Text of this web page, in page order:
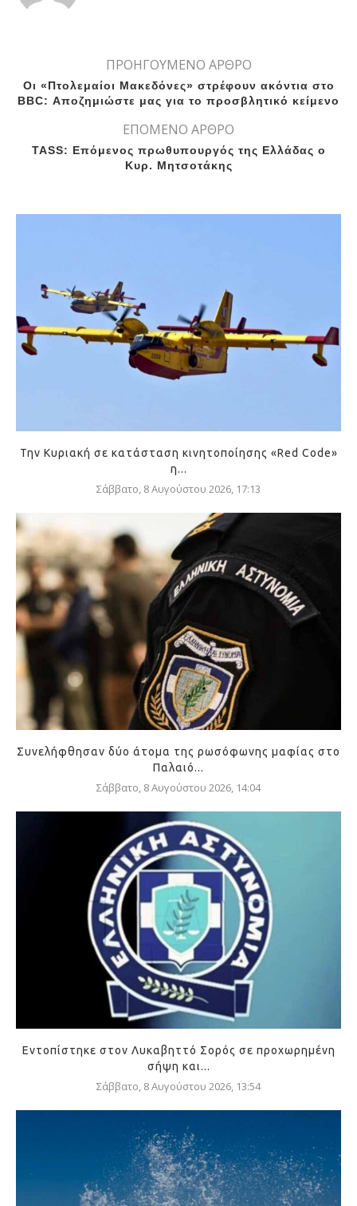
ΠΡΟΗΓΟΥΜΕΝΟ ΑΡΘΡΟ
Οι «Πτολεμαίοι Μακεδόνες» στρέφουν ακόντια στο
BBC: Αποζημιώστε μας για το προσβλητικό κείμενο
ΕΠΟΜΕΝΟ ΑΡΘΡΟ
TASS: Επόμενος πρωθυπουργός της Ελλάδας ο
Κυρ. Μητσοτάκης
Την Κυριακή σε κατάσταση κινητοποίησης «Red Code»
η...
Σάββατο, 8 Αυγούστου 2026, 17:13
Συνελήφθησαν δύο άτομα της ρωσόφωνης μαφίας στο
Παλαιό...
Σάββατο, 8 Αυγούστου 2026, 14:04
Εντοπίστηκε στον Λυκαβηττό Σορός σε προχωρημένη
σήψη και...
Σάββατο, 8 Αυγούστου 2026, 13:54